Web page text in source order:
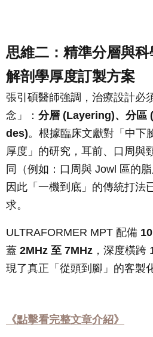
思維二：精準分層與
解剖學厚度訂製方案
張引碩醫師強調，治療設計必
念」： 分層 (Layering)、分區
des)。根據臨床文獻對「中下
厚度」的研究，耳前、口周與
同（例如：口周與 Jowl 區的
因此「一機到底」的傳統打法
求。
ULTRAFORMER MPT 配備
蓋 2MHz 至 7MHz ，深度橫跨
現了真正「從頭到腳」的客製
《點擊看完整文章介紹》